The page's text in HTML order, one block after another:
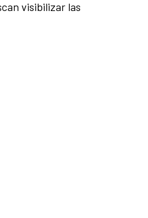
visibilizar las